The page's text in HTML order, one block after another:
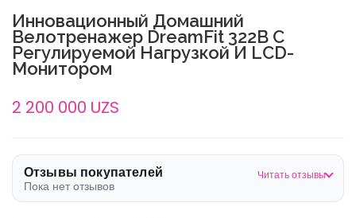
Отзывы покупателей
Пока нет отзывов
Читать отзывы
Инновационный Домашний
Велотренажер DreamFit 322B С
Регулируемой Нагрузкой И LCD-
Монитором
2 200 000 UZS